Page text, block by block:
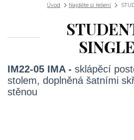
Úvod Najděte si řešení
IM22-05 IMA - sklápěcí
stolem, doplněná šatními
stěnou